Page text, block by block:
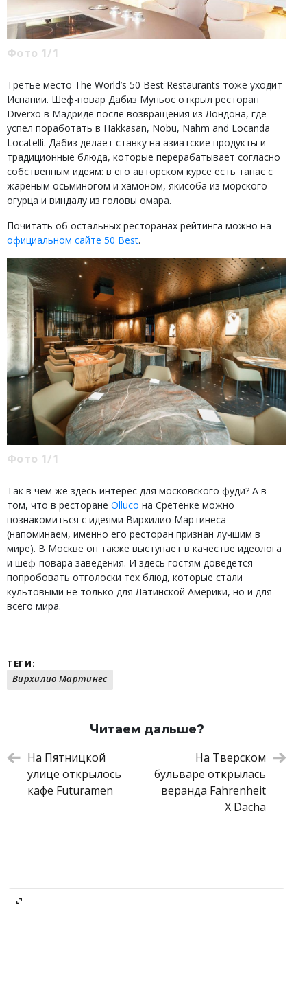
Фото 1/1
Третье место The World’s 50 Best Restaurants тоже уходит
Испании. Шеф-повар Дабиз Муньос открыл ресторан
Diverxo в Мадриде после возвращения из Лондона, где
успел поработать в Hakkasan, Nobu, Nahm and Locanda
Locatelli. Дабиз делает ставку на азиатские продукты и
традиционные блюда, которые перерабатывает согласно
собственным идеям: в его авторском курсе есть тапас с
жареным осьминогом и хамоном, якисоба из морского
огурца и виндалу из головы омара.
Почитать об остальных ресторанах рейтинга можно на
официальном сайте 50 Best.
Фото 1/1
Так в чем же здесь интерес для московского фуди? А в
том, что в ресторане Olluco на Сретенке можно
познакомиться с идеями Вирхилио Мартинеcа
(напоминаем, именно его ресторан признан лучшим в
мире). В Москве он также выступает в качестве идеолога
и шеф-повара заведения. И здесь гостям доведется
попробовать отголоски тех блюд, которые стали
культовыми не только для Латинской Америки, но и для
всего мира.
ТЕГИ:
Вирхилио Мартинес
Читаем дальше?
На Пятницкой
улице открылось
кафе Futuramen
На Тверском
бульваре открылась
веранда Fahrenheit
X Dacha